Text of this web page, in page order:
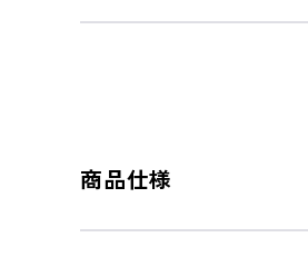
商品仕様